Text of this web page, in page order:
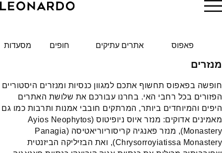
פאפוס אתרים עתיקים חופים מסעדות
מנזרים
חופשה בפאפוס תחשוף אתכם למגוון כנסיות ומנזרים היסטוריים
הפזורים בכל רחבי האי. בחרנו עבורכם את שלושת האתרים
היפים והמיוחדים ביותר, המרתקים חובבי אמנות ותרבות כמו גם
מאמינים אדוקים: מנזר איוס ניופיטוס (Ayios Neophytos
Monastery), מנזר פאנגיה קריסוריוריאטיסה (Panagia
Chrysorroyiatissa Monastery), ואת הבזיליקה הביזנטית